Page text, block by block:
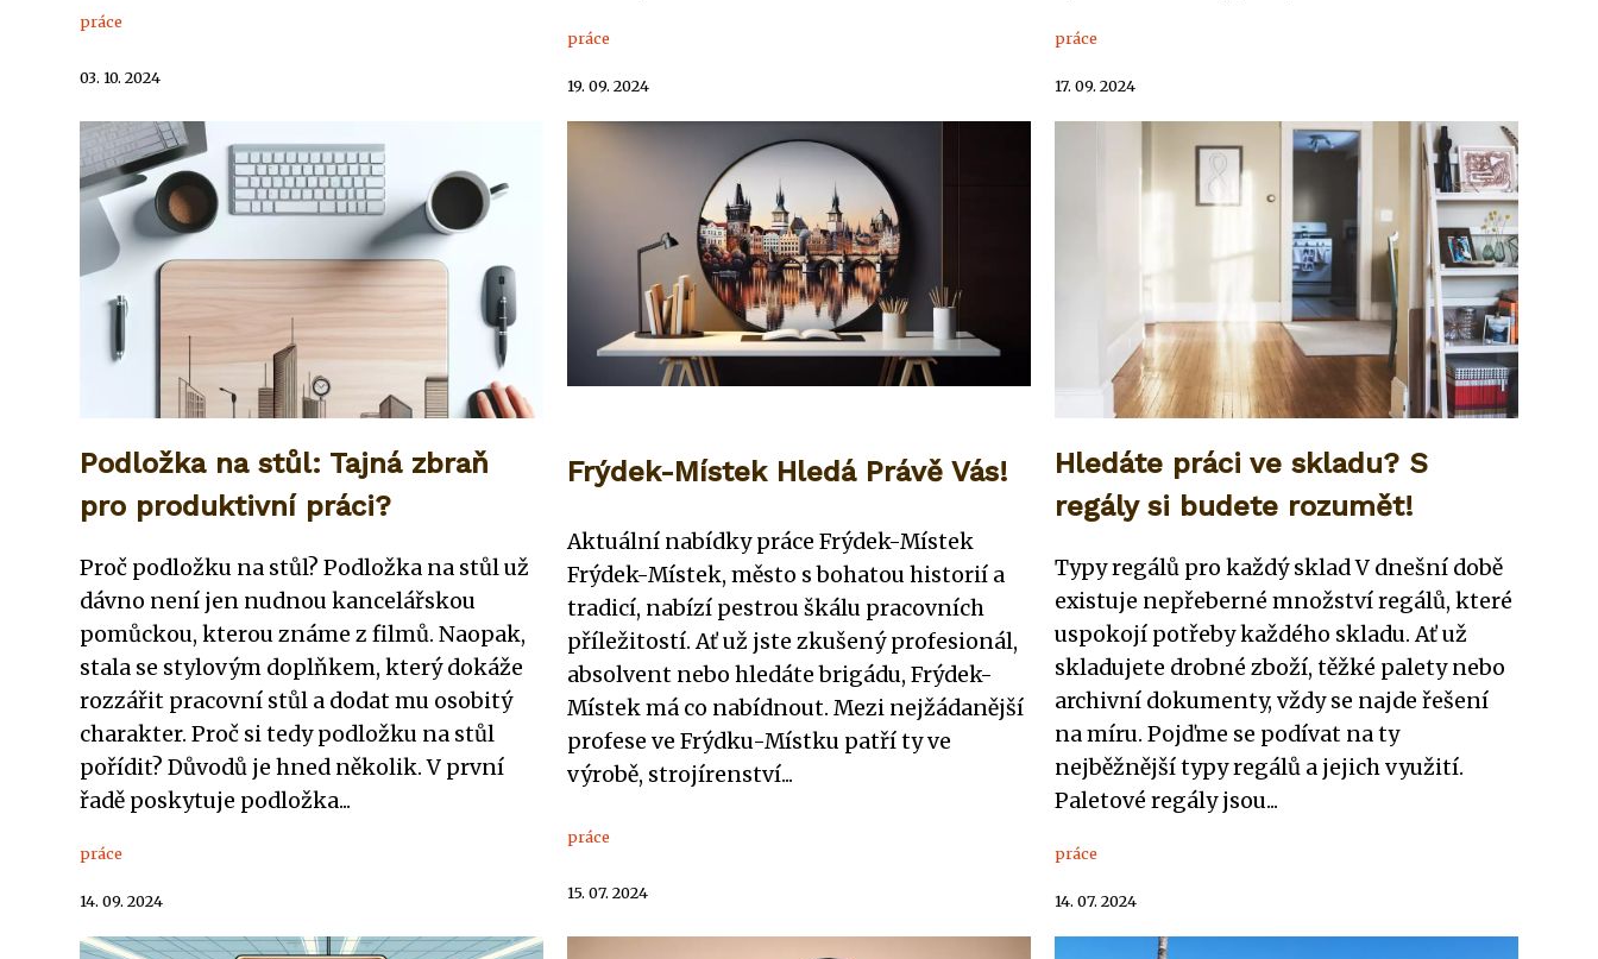
práce
03. 10. 2024
práce
19. 09. 2024
práce
17. 09. 2024
Podložka na stůl: Tajná zbraň
pro produktivní práci?
Proč podložku na stůl? Podložka na stůl už
dávno není jen nudnou kancelářskou
pomůckou, kterou známe z filmů. Naopak,
stala se stylovým doplňkem, který dokáže
rozzářit pracovní stůl a dodat mu osobitý
charakter. Proč si tedy podložku na stůl
pořídit? Důvodů je hned několik. V první
řadě poskytuje podložka...
práce
14. 09. 2024
Frýdek-Místek Hledá Právě Vás!
Aktuální nabídky práce Frýdek-Místek
Frýdek-Místek, město s bohatou historií a
tradicí, nabízí pestrou škálu pracovních
příležitostí. Ať už jste zkušený profesionál,
absolvent nebo hledáte brigádu, Frýdek-
Místek má co nabídnout. Mezi nejžádanější
profese ve Frýdku-Místku patří ty ve
výrobě, strojírenství...
práce
15. 07. 2024
Hledáte práci ve skladu? S
regály si budete rozumět!
Typy regálů pro každý sklad V dnešní době
existuje nepřeberné množství regálů, které
uspokojí potřeby každého skladu. Ať už
skladujete drobné zboží, těžké palety nebo
archivní dokumenty, vždy se najde řešení
na míru. Pojďme se podívat na ty
nejběžnější typy regálů a jejich využití.
Paletové regály jsou...
práce
14. 07. 2024